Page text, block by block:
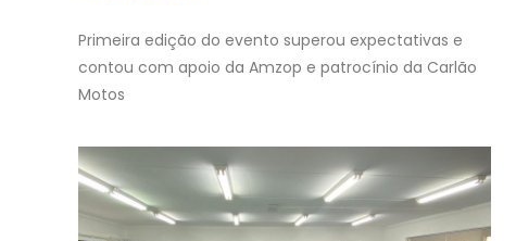
Primeira edição do evento superou expectativas e
contou com apoio da Amzop e patrocínio da Carlão
Motos